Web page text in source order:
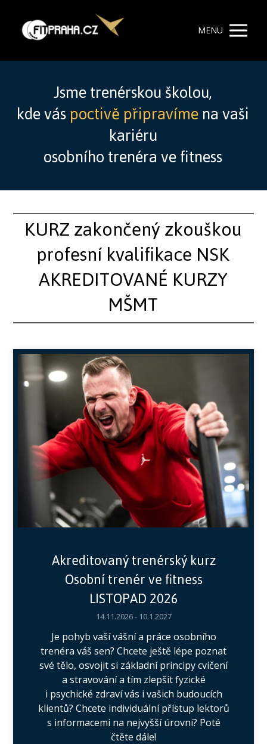
MENU
Jsme trenérskou školou,
kde váspoctivě připravímena vaši
kariéru
osobního trenéra ve fitness
KURZ zakončený zkouškou
profesní kvalifikace NSK
AKREDITOVANÉ KURZY
MŠMT
Akreditovaný trenérský kurz
Osobní trenér ve fitness
LISTOPAD 2026
14.11.2026 - 10.1.2027
Je pohyb vaší vášní a práce osobního
trenéra váš sen? Chcete ještě lépe poznat
své tělo, osvojit si základní principy cvičení
a stravování a tím zlepšit fyzické
i psychické zdraví vás i vašich budoucích
klientů? Chcete individuální přístup lektorů
s informacemi na nejvyšší úrovni? Poté
čtěte dále!